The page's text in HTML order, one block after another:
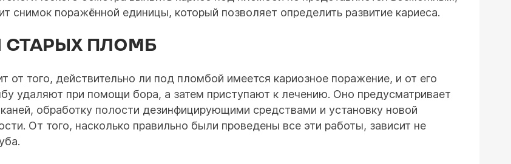
снимок поражённой единицы, который позволяет определить развитие кариеса.
ПЛОМБ
от того, действительно ли под пломбой имеется кариозное поражение, и от его
удаляют при помощи бора, а затем приступают к лечению. Оно предусматривает
обработку полости дезинфицирующими средствами и установку новой
От того, насколько правильно были проведены все эти работы, зависит не